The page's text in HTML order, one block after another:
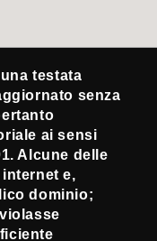
testata
senza
ai sensi
Alcune delle
e,
dominio;